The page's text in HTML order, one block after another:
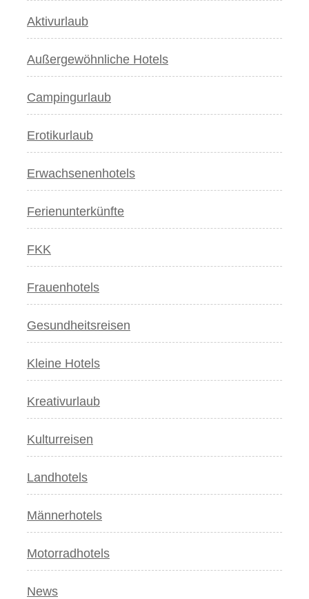
Aktivurlaub
Außergewöhnliche Hotels
Campingurlaub
Erotikurlaub
Erwachsenenhotels
Ferienunterkünfte
FKK
Frauenhotels
Gesundheitsreisen
Kleine Hotels
Kreativurlaub
Kulturreisen
Landhotels
Männerhotels
Motorradhotels
News